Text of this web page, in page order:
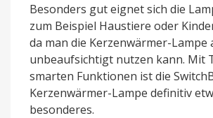
Besonders gut eignet sich die
zum Beispiel Haustiere oder
da man die Kerzenwärmer-Lampe
unbeaufsichtigt nutzen kann. Mit
smarten Funktionen ist die
Kerzenwärmer-Lampe definitiv
besonderes.